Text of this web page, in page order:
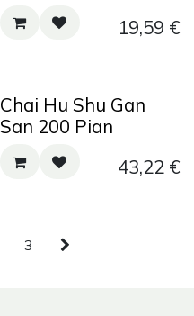
19,59 €
Chai Hu Shu Gan
San 200 Pian
43,22€
3